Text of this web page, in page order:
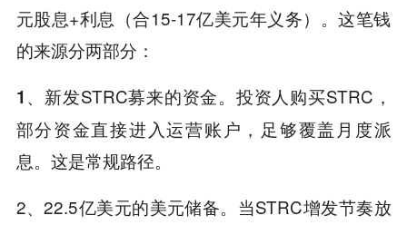
元股息+利息（合15-17亿美元年义务）。这笔钱
的来源分两部分：
1、 新发STRC募来的资金。投资人购买STRC，
部分资金直接进入运营账户，足够覆盖月度派
息。这是常规路径。
2、22.5亿美元的美元储备。当STRC增发节奏放